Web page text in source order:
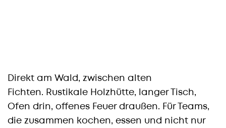
Direkt am Wald, zwischen alten
Fichten. Rustikale Holzhütte, langer Tisch,
Ofen drin, offenes Feuer draußen. Für Teams,
die zusammen kochen, essen und nicht nur